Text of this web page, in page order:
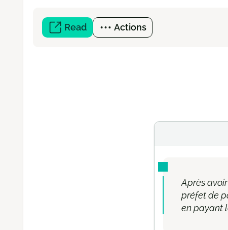
Read(open
a
Actions
Après
préfet de
en payant